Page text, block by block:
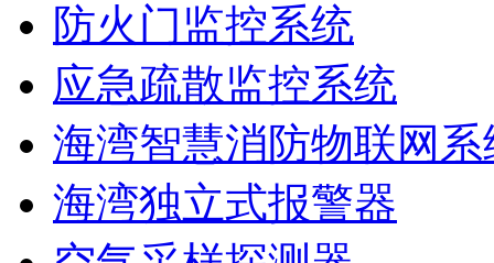
防火门监控系统
应急疏散监控系统
海湾智慧消防物联网系
海湾独立式报警器